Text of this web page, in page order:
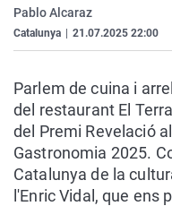
Pablo Alcaraz
Catalunya 21.07.2025 22:00
Parlem de cuina i
del restaurant El
del Premi Revelació
Gastronomia 2025.
Catalunya de la
l'Enric Vidal, que ens